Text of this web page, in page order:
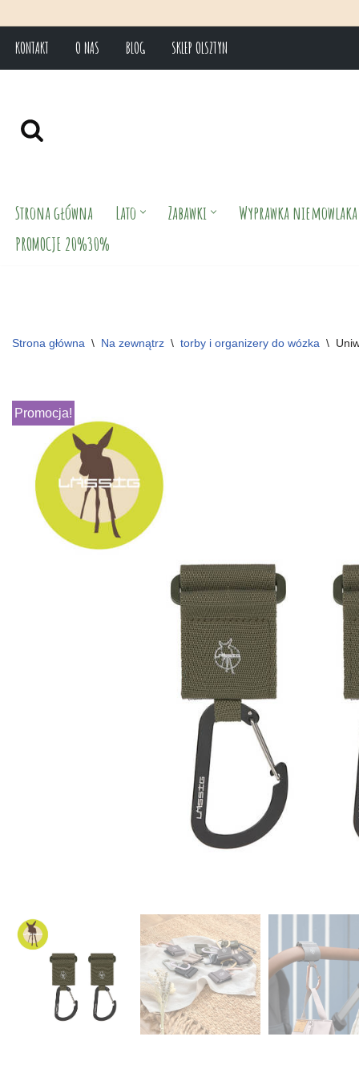
* Wpisz
Przejdź
KONTAKT O NAS BLOG SKLEP OLSZTYN
Strona główna Lato Zabawki Wyprawka niemowlaka
PROMOCJE 20%30%
Strona główna \ Na zewnątrz \ torby i organizery do wózka \
Promocja!